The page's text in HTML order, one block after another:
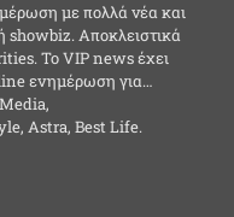
με πολλά νέα και
showbiz. Αποκλειστικά
Το VIP news έχει
ενημέρωση για…
Astra, Best Life.